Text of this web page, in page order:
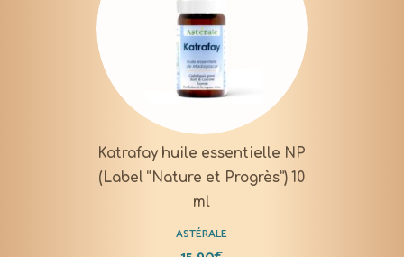
Katrafay huile essentielle NP
(Label “Nature et Progrès”) 10
ml
ASTÉRALE